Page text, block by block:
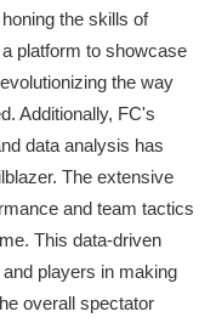
the skills of
platform to showcase
the way
Additionally, FC's
data analysis has
The extensive
and team tactics
This data-driven
players in making
overall spectator